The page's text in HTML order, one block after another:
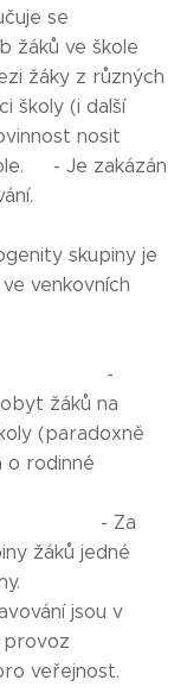
se
žáků ve škole
žáky z různých
(i další
nosit
- Je zakázán
vzdělávání.
skupiny je
venkovních
školy.
žáků na
(paradoxně
o rodinné
žáků jedné
družiny.
jsou v
provoz
pro veřejnost.